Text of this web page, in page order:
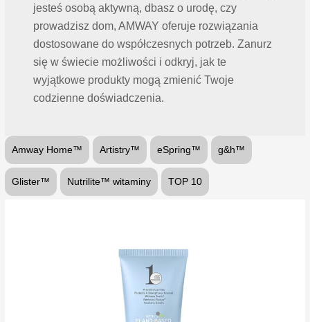
jesteś osobą aktywną, dbasz o urodę, czy
prowadzisz dom, AMWAY oferuje rozwiązania
dostosowane do współczesnych potrzeb. Zanurz
się w świecie możliwości i odkryj, jak te
wyjątkowe produkty mogą zmienić Twoje
codzienne doświadczenia.
Amway Home™ Artistry™ eSpring™ g&h™
Glister™ Nutrilite™ witaminy TOP 10